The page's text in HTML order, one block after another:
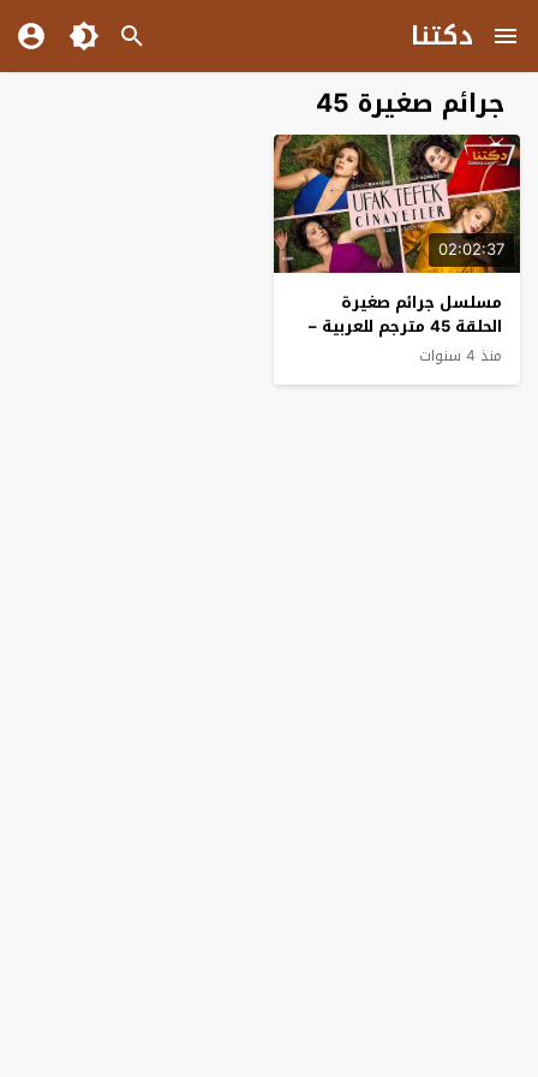
دكتنا
جرائم صغيرة 45
02:02:37
مسلسل جرائم صغيرة
الحلقة 45 مترجم للعربية –
الاخيرة
منذ 4 سنوات